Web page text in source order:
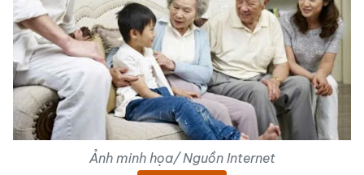
Ảnh minh họa/ Nguồn Internet